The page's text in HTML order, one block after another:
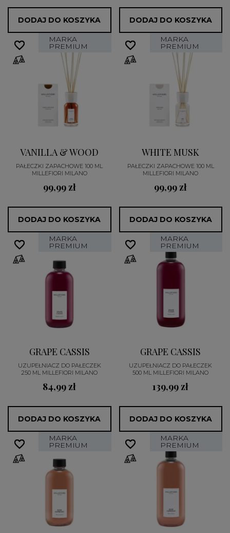
DODAJ DO KOSZYKA DODAJ DO KOSZYKA
MARKA
PREMIUM
VANILLA & WOOD
PAŁECZKI ZAPACHOWE 100 ML
MILLEFIORI MILANO
99,99 zł
DODAJ DO KOSZYKA
favorite_border
favorite_border MARKA
PREMIUM
WHITE MUSK
PAŁECZKI ZAPACHOWE 100 ML
MILLEFIORI MILANO
99,99 zł
DODAJ DO KOSZYKA
favorite_border
favorite_border
MARKA
PREMIUM
GRAPE CASSIS
UZUPEŁNIACZ DO PAŁECZEK
250 ML MILLEFIORI MILANO
84,99 zł
DODAJ DO KOSZYKA
favorite_border
favorite_border MARKA
PREMIUM
GRAPE CASSIS
UZUPEŁNIACZ DO PAŁECZEK
500 ML MILLEFIORI MILANO
139,99 zł
DODAJ DO KOSZYKA
favorite_border
favorite_border
MARKA
PREMIUM
favorite_border
favorite_border MARKA
PREMIUM
favorite_border
favorite_border